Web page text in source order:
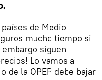
de Medio
mucho tiempo si
siguen
Lo vamos a
de la OPEP debe bajar